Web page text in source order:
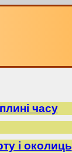
часу
і околиць